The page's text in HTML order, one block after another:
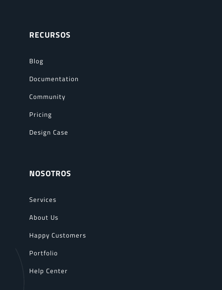
RECURSOS
Blog
Documentation
Community
Pricing
Design Case
NOSOTROS
Services
About Us
Happy Customers
Portfolio
Help Center